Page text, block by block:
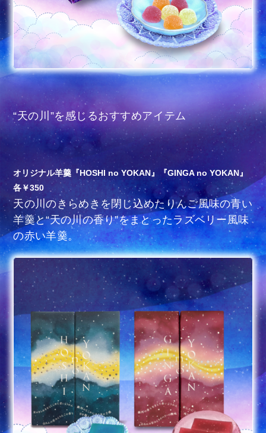
“天の川”を感じるおすすめアイテム
オリジナル羊羹『HOSHI no YOKAN』『GINGA no YOKAN』
各￥350
天の川のきらめきを閉じ込めたりんご風味の青い
羊羹と“天の川の香り”をまとったラズベリー風味
の赤い羊羹。